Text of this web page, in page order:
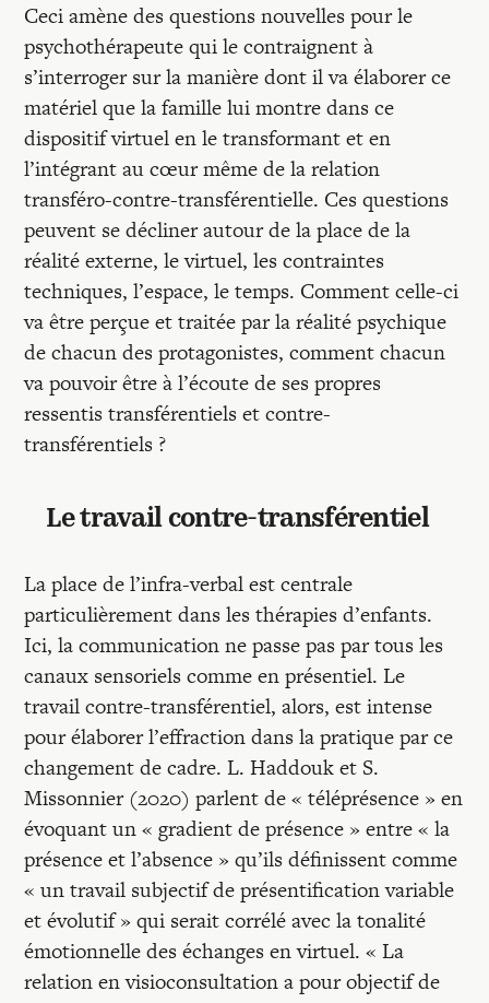
Ceci amène des questions nouvelles pour le
psychothérapeute qui le contraignent à
s’interroger sur la manière dont il va élaborer ce
matériel que la famille lui montre dans ce
dispositif virtuel en le transformant et en
l’intégrant au cœur même de la relation
transféro-contre-transférentielle. Ces questions
peuvent se décliner autour de la place de la
réalité externe, le virtuel, les contraintes
techniques, l’espace, le temps. Comment celle-ci
va être perçue et traitée par la réalité psychique
de chacun des protagonistes, comment chacun
va pouvoir être à l’écoute de ses propres
ressentis transférentiels et contre-
transférentiels ?
Le travail contre-transférentiel
La place de l’infra-verbal est centrale
particulièrement dans les thérapies d’enfants.
Ici, la communication ne passe pas par tous les
canaux sensoriels comme en présentiel. Le
travail contre-transférentiel, alors, est intense
pour élaborer l’effraction dans la pratique par ce
changement de cadre. L. Haddouk et S.
Missonnier (2020) parlent de « téléprésence » en
évoquant un « gradient de présence » entre « la
présence et l’absence » qu’ils définissent comme
« un travail subjectif de présentification variable
et évolutif » qui serait corrélé avec la tonalité
émotionnelle des échanges en virtuel. « La
relation en visioconsultation a pour objectif de